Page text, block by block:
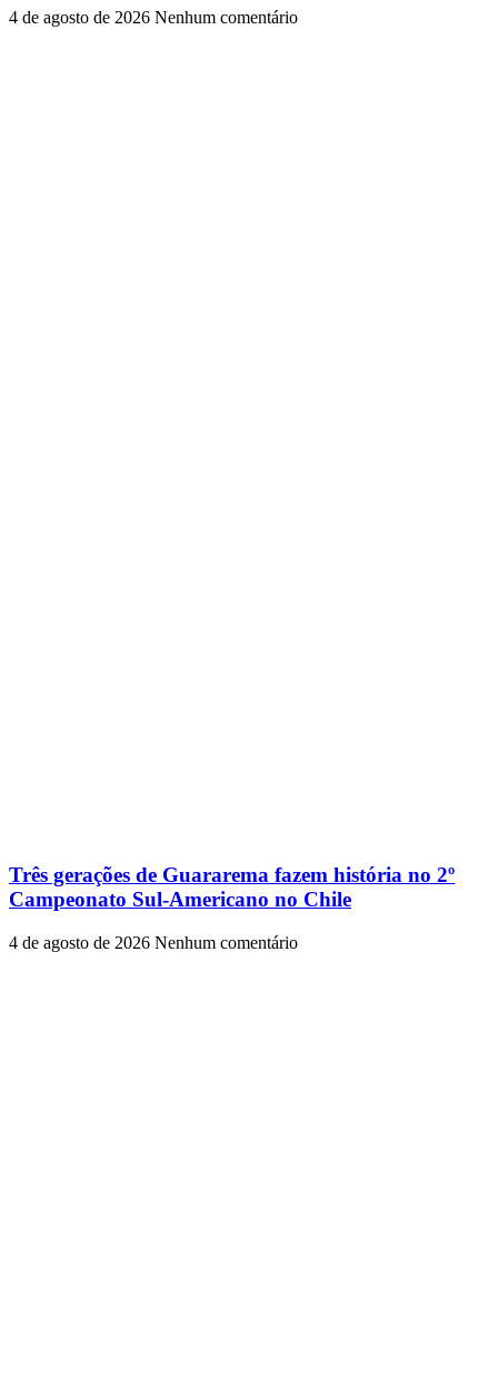
4 de agosto de 2026 Nenhum comentário
Três gerações de Guararema fazem história no 2º
Campeonato Sul-Americano no Chile
4 de agosto de 2026 Nenhum comentário